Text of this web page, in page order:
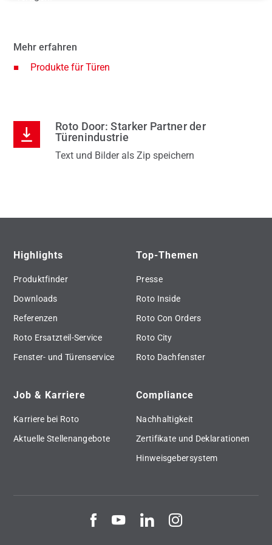
Mehr erfahren
Produkte für Türen
Roto Door: Starker Partner der
Türenindustrie
Text und Bilder als Zip speichern
Highlights
Produktfinder
Downloads
Referenzen
Roto Ersatzteil-Service
Fenster- und Türenservice
Top-Themen
Presse
Roto Inside
Roto Con Orders
Roto City
Roto Dachfenster
Job & Karriere
Karriere bei Roto
Aktuelle Stellenangebote
Compliance
Nachhaltigkeit
Zertifikate und Deklarationen
Hinweisgebersystem